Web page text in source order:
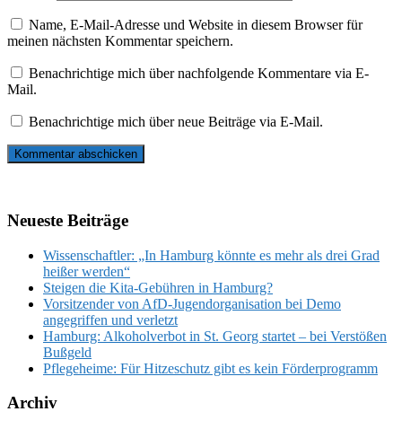
Name, E-Mail-Adresse und Website in diesem Browser für
meinen nächsten Kommentar speichern.
Benachrichtige mich über nachfolgende Kommentare via E-
Mail.
Benachrichtige mich über neue Beiträge via E-Mail.
Neueste Beiträge
Wissenschaftler: „In Hamburg könnte es mehr als drei Grad
heißer werden“
Steigen die Kita-Gebühren in Hamburg?
Vorsitzender von AfD-Jugendorganisation bei Demo
angegriffen und verletzt
Hamburg: Alkoholverbot in St. Georg startet – bei Verstößen
Bußgeld
Pflegeheime: Für Hitzeschutz gibt es kein Förderprogramm
Archiv